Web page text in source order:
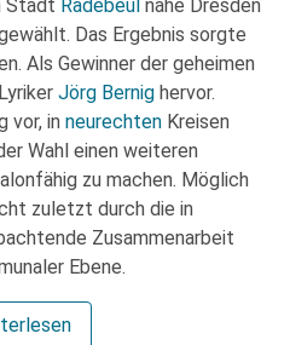
Stadt Radebeul nahe Dresden
Das Ergebnis sorgte
Als Gewinner der geheimen
Jörg Bernig hervor.
vor, in neurechten Kreisen
Wahl einen weiteren
zu machen. Möglich
zuletzt durch die in
Zusammenarbeit
Ebene.